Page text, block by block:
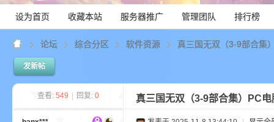
设为首页 收藏本站 服务器推广 管理团队 排行榜
论坛 综合分区 软件资源 真三国无双（3-9部合集
发新帖
查看: 549 回复: 0 真三国无双（3-9部合集）PC